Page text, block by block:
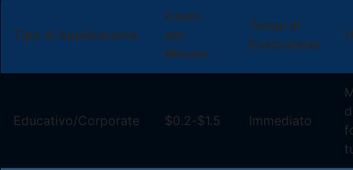
Tipo di Applicazione
Costo
per
Minuto
Tempi di
Esecuzione
Educativo/Corporate $0.2-$1.5 Immediato